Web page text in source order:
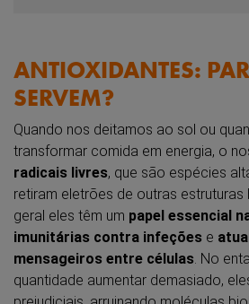
ANTIOXIDANTES:
SERVEM?
Quando nos deitamos ao sol ou
transformar comida em energia, o
radicais livres, que são espécies
retiram eletrões de outras estruturas
geral eles têm um papel essencial
imunitárias contra infeções e
mensageiros entre células. No
quantidade aumentar demasiado,